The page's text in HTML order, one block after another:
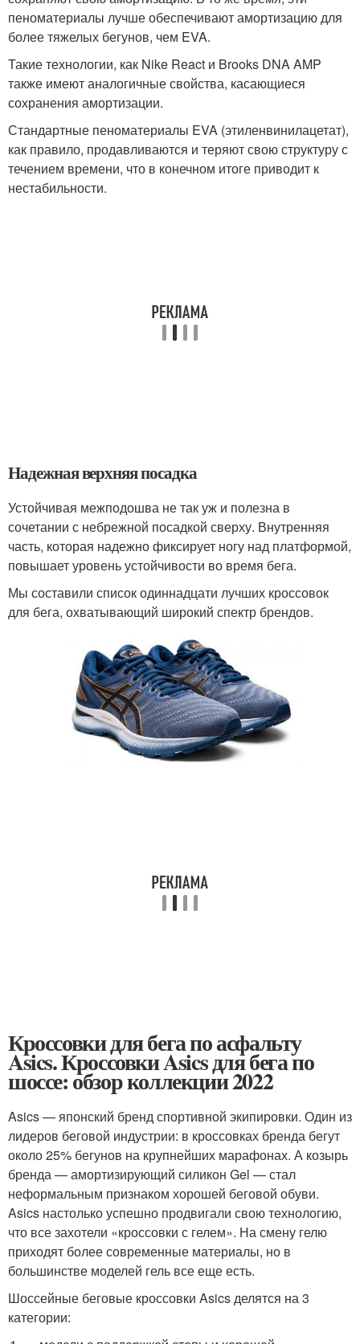
пеноматериалы лучше обеспечивают амортизацию для
более тяжелых бегунов, чем EVA.
Такие технологии, как Nike React и Brooks DNA AMP
также имеют аналогичные свойства, касающиеся
сохранения амортизации.
Стандартные пеноматериалы EVA (этиленвинилацетат),
как правило, продавливаются и теряют свою структуру с
течением времени, что в конечном итоге приводит к
нестабильности.
Надежная верхняя посадка
Устойчивая межподошва не так уж и полезна в
сочетании с небрежной посадкой сверху. Внутренняя
часть, которая надежно фиксирует ногу над платформой,
повышает уровень устойчивости во время бега.
Мы составили список одиннадцати лучших кроссовок
для бега, охватывающий широкий спектр брендов.
Кроссовки для бега по асфальту
Asics. Кроссовки Asics для бега по
шоссе: обзор коллекции 2022
Asics — японский бренд спортивной экипировки. Один из
лидеров беговой индустрии: в кроссовках бренда бегут
около 25% бегунов на крупнейших марафонах. А козырь
бренда — амортизирующий силикон Gel — стал
неформальным признаком хорошей беговой обуви.
Asics настолько успешно продвигали свою технологию,
что все захотели «кроссовки с гелем». На смену гелю
приходят более современные материалы, но в
большинстве моделей гель все еще есть.
Шоссейные беговые кроссовки Asics делятся на 3
категории: